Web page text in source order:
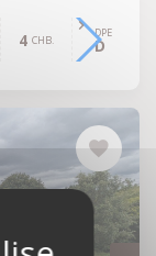
4 CHB. DPE
D